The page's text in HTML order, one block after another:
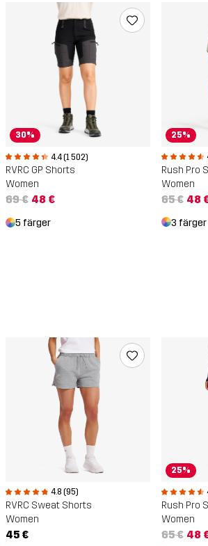
30%
4.4 (1 502)
RVRC GP Shorts
Women
69 € 48 €
5 färger
25%
Rush Pro
Women
65 € 48
3 färger
4.8 (95)
RVRC Sweat Shorts
Women
45 €
25%
Rush Pro
Women
65 € 48